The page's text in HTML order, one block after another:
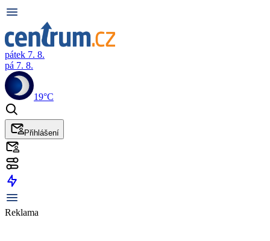
pátek 7. 8.
pá 7. 8.
19°C
Přihlášení
Reklama